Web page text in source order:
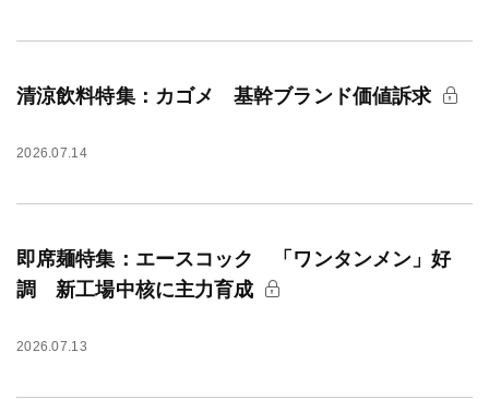
清涼飲料特集：カゴメ 基幹ブランド価値訴求
2026.07.14
即席麺特集：エースコック 「ワンタンメン」好
調 新工場中核に主力育成
2026.07.13